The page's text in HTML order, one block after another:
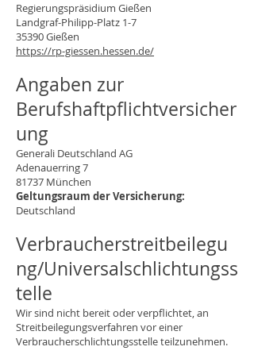
Regierungspräsidium Gießen
Landgraf-Philipp-Platz 1-7
35390 Gießen
https://rp-giessen.hessen.de/
Angaben zur
Berufshaftpflichtversicher
ung
Generali Deutschland AG
Adenauerring 7
81737 München
Geltungsraum der Versicherung:
Deutschland
Verbraucherstreitbeilegu
ng/Universalschlichtungss
telle
Wir sind nicht bereit oder verpflichtet, an
Streitbeilegungsverfahren vor einer
Verbraucherschlichtungsstelle teilzunehmen.